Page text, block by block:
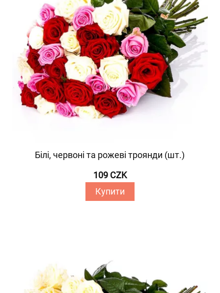
Білі, червоні та рожеві троянди (шт.)
109 CZK
Купити